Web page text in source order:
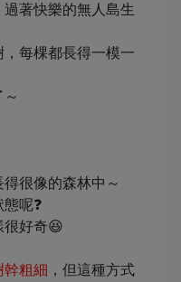
著快樂的無人島生
每棵都長得一模一
很像的森林中～
呢❓
很好奇😆
幹粗細 ，但這種方式